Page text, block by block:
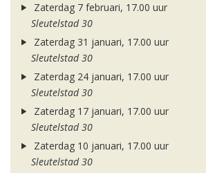
Zaterdag 7 februari, 17.00 uur
Sleutelstad 30
Zaterdag 31 januari, 17.00 uur
Sleutelstad 30
Zaterdag 24 januari, 17.00 uur
Sleutelstad 30
Zaterdag 17 januari, 17.00 uur
Sleutelstad 30
Zaterdag 10 januari, 17.00 uur
Sleutelstad 30